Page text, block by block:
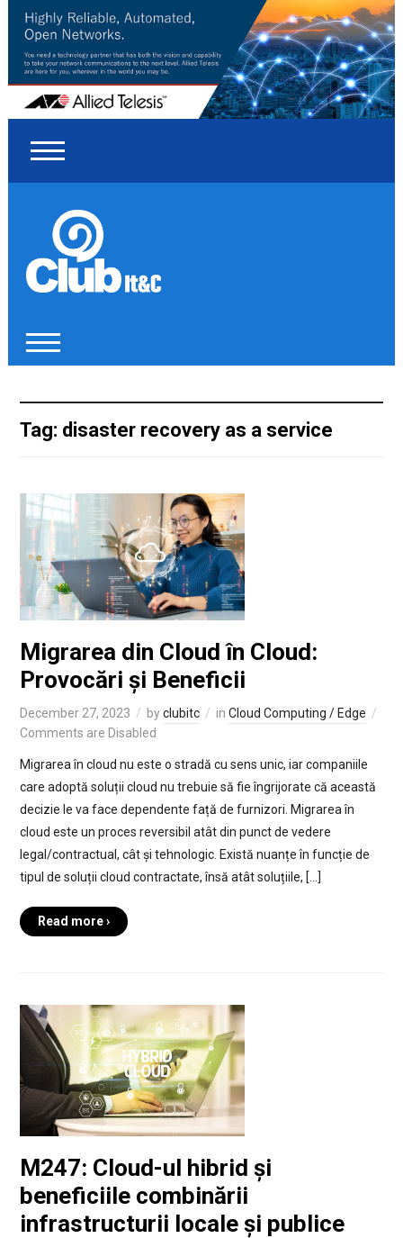
Tag: disaster recovery as a service
Migrarea din Cloud în Cloud:
Provocări și Beneficii
December 27, 2023 byclubitc in Cloud Computing / Edge
Comments are Disabled
Migrarea în cloud nu este o stradă cu sens unic, iar companiile
care adoptă soluții cloud nu trebuie să fie îngrijorate că această
decizie le va face dependente față de furnizori. Migrarea în
cloud este un proces reversibil atât din punct de vedere
legal/contractual, cât și tehnologic. Există nuanțe în funcție de
tipul de soluții cloud contractate, însă atât soluțiile, […]
Read more ›
M247: Cloud-ul hibrid și
beneficiile combinării
infrastructurii locale și publice